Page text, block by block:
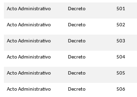
Acto Administrativo Decreto 501
Acto Administrativo Decreto 502
Acto Administrativo Decreto 503
Acto Administrativo Decreto 504
Acto Administrativo Decreto 505
Acto Administrativo Decreto 506